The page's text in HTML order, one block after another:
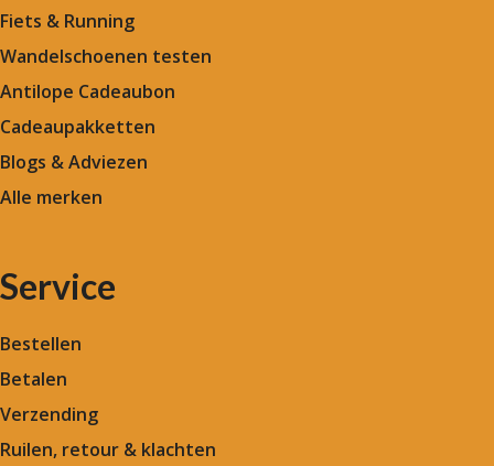
Fiets & Running
Wandelschoenen testen
Antilope Cadeaubon
Cadeaupakketten
Blogs & Adviezen
Alle merken
Service
Bestellen
Betalen
Verzending
Ruilen, retour & klachten